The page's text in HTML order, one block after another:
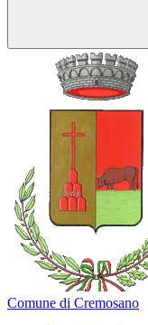
Comune di Cremosano